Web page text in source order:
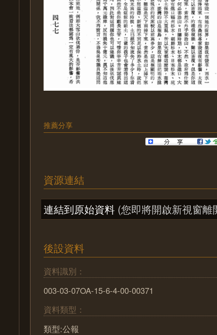
推薦分享
資源連結
連結到原始資料 (您即將開啟新視窗離
後設資料
資料識別：
003-03-07OA-15-6-4-00-00371
資料類型：
類型:公報